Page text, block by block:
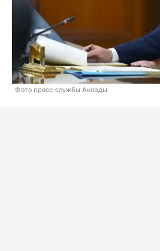
Фото пресс-службы Акорды